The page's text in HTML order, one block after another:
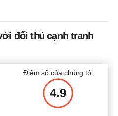
đối thủ cạnh tranh
Điểm số của chúng tôi
4.9